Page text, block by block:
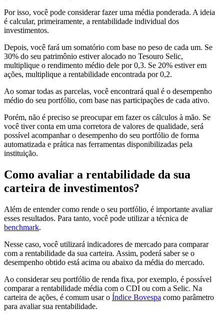
Por isso, você pode considerar fazer uma média ponderada. A ideia
é calcular, primeiramente, a rentabilidade individual dos
investimentos.
Depois, você fará um somatório com base no peso de cada um. Se
30% do seu patrimônio estiver alocado no Tesouro Selic,
multiplique o rendimento médio dele por 0,3. Se 20% estiver em
ações, multiplique a rentabilidade encontrada por 0,2.
Ao somar todas as parcelas, você encontrará qual é o desempenho
médio do seu portfólio, com base nas participações de cada ativo.
Porém, não é preciso se preocupar em fazer os cálculos à mão. Se
você tiver conta em uma corretora de valores de qualidade, será
possível acompanhar o desempenho do seu portfólio de forma
automatizada e prática nas ferramentas disponibilizadas pela
instituição.
Como avaliar a rentabilidade da sua
carteira de investimentos?
Além de entender como rende o seu portfólio, é importante avaliar
esses resultados. Para tanto, você pode utilizar a técnica de
benchmark.
Nesse caso, você utilizará indicadores de mercado para comparar
com a rentabilidade da sua carteira. Assim, poderá saber se o
desempenho obtido está acima ou abaixo da média do mercado.
Ao considerar seu portfólio de renda fixa, por exemplo, é possível
comparar a rentabilidade média com o CDI ou com a Selic. Na
carteira de ações, é comum usar o Índice Bovespa como parâmetro
para avaliar sua rentabilidade.